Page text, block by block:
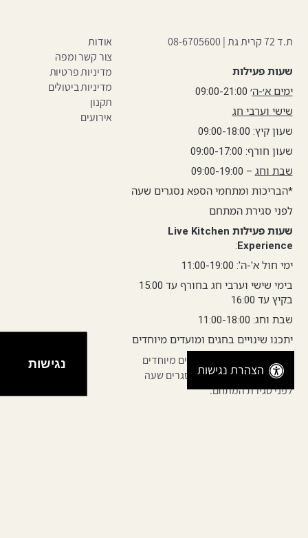
ת.ד 72 קרית גת |
שעות פעילות
ימים א׳-ה׳ 09:00-21:00
שישי וערבי חג
שעון קיץ: 09:00-18:00
שעון חורף: 09:00-17:00
שבת וחג – 09:00-19:00
*הבריכות ומתחמי הספא נסגרים שעה
לפני סגירת המתחם
שעות פעילות Live Kitchen
Experience
:
ימי חול א'-ה': 11:00-19:00
בימי שישי וערבי חג בחורף עד 15:00
בקיץ עד 16:00
שבת וחג: 11:00-18:00
יתכנו שינויים בחגים ומועדים מיוחדים
יתכנו שינויים בחגים ומועדים מיוחדים
הבריכות ומתחמי הספא נסגרים שעה
לפני סגירת המתחם.
אודות
צור קשר ומפה
מדיניות פרטיות
מדיניות ביטולים
תקנון
אירועים
הצהרת נגישות נגישות